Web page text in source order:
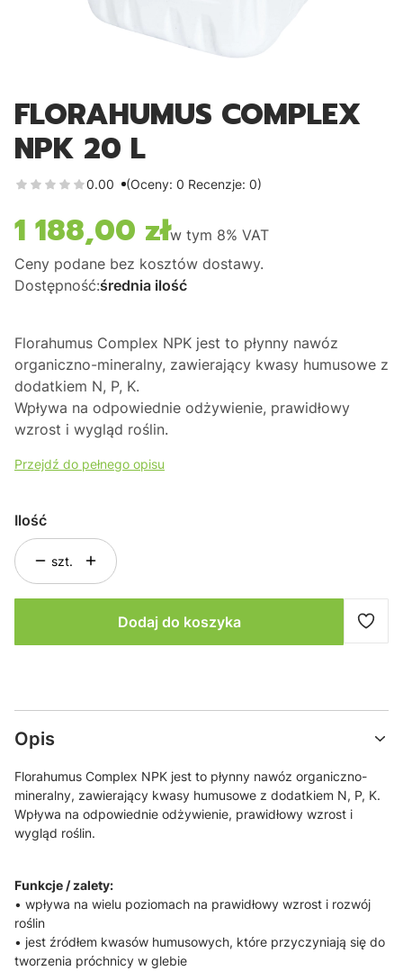
FLORAHUMUS COMPLEX
NPK 20 L
0.00 (Oceny: 0 Recenzje: 0)
Cena
1 188,00 złw tym 8% VAT
Ceny podane bez kosztów dostawy.
Dostępność:średnia ilość
Florahumus Complex NPK jest to płynny nawóz
organiczno-mineralny, zawierający kwasy humusowe z
dodatkiem N, P, K.
Wpływa na odpowiednie odżywienie, prawidłowy
wzrost i wygląd roślin.
Przejdź do pełnego opisu
Ilość
szt.
Dodaj do koszyka
Opis
Florahumus Complex NPK jest to płynny nawóz organiczno-
mineralny, zawierający kwasy humusowe z dodatkiem N, P, K.
Wpływa na odpowiednie odżywienie, prawidłowy wzrost i
wygląd roślin.
Funkcje / zalety:
• wpływa na wielu poziomach na prawidłowy wzrost i rozwój
roślin
• jest źródłem kwasów humusowych, które przyczyniają się do
tworzenia próchnicy w glebie